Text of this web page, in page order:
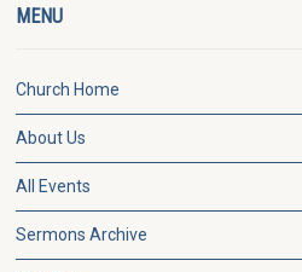
MENU
Church Home
About Us
All Events
Sermons Archive